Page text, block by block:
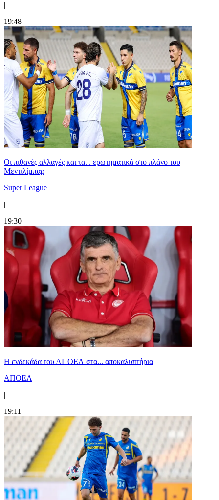
|
19:48
Οι πιθανές αλλαγές και τα... ερωτηματικά στο πλάνο του
Μεντιλίμπαρ
Super League
|
19:30
Η ενδεκάδα του ΑΠΟΕΛ στα... αποκαλυπτήρια
ΑΠΟΕΛ
|
19:11